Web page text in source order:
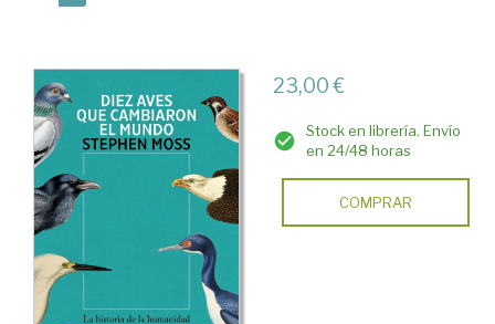
23,00 €
Stock en librería. Envío
en 24/48 horas
COMPRAR